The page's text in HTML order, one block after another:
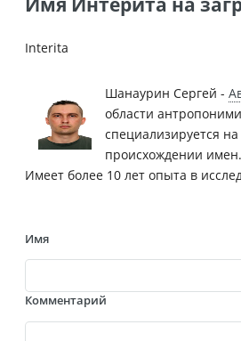
Interita
Шанаурин Сергей -
области
специализируется
происхождении имен.
Имеет более 10 лет опыта в
Имя
Комментарий